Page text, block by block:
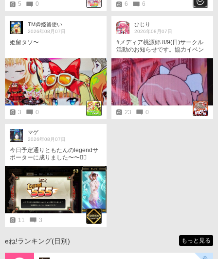
5 0 6 6
TM@姫留使い
2026年08月07日
姫留タソ〜
3 0
ひじり
2026年08月07日
#メディア桃源郷 8/9(日)サークル
活動のお知らせです。協力イベン
タートで、協力の時間は14間隔で
す。 ・サークル対戦 17:06，17:1
8，17:30 ・マジコロ【極凶(無理
なら大凶)】17:42，17:56 【凶】1
8:10，18:24 【大凶】18:38，18:5
2
23
0
マゲ
2026年08月07日
今日予定通りともたんのlegendサ
ポーターに成りました〜〜󾀀️󾀀️
11 3
eね!ランキング(日別) もっと見る